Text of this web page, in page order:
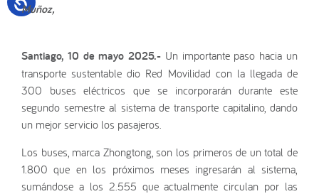
Muñoz,
Santiago, 10 de mayo 2025.- Un importante paso hacia un
transporte sustentable dio Red Movilidad con la llegada de
300 buses eléctricos que se incorporarán durante este
segundo semestre al sistema de transporte capitalino, dando
un mejor servicio los pasajeros.
Los buses, marca Zhongtong, son los primeros de un total de
1.800 que en los próximos meses ingresarán al sistema,
sumándose a los 2.555 que actualmente circulan por las